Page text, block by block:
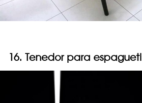
16. Tenedor para espagueti